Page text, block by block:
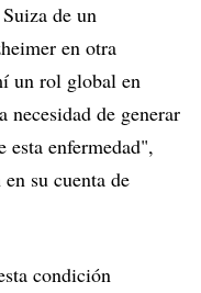
de un
en otra
un rol global en
de generar
enfermedad",
su cuenta de
condición